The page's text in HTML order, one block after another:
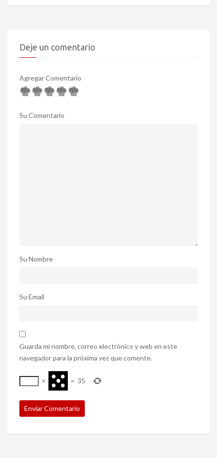
Deje un comentario
Agregar Comentario
Su Comentario
Su Nombre
Su Email
Guarda mi nombre, correo electrónico y web en este
navegador para la próxima vez que comente.
× = 35